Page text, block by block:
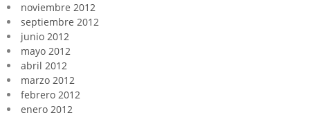
noviembre 2012
septiembre 2012
junio 2012
mayo 2012
abril 2012
marzo 2012
febrero 2012
enero 2012